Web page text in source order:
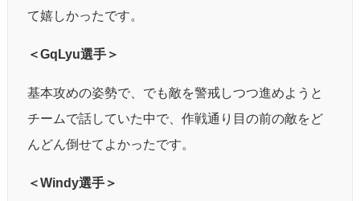
て嬉しかったです。
＜GqLyu選手＞
基本攻めの姿勢で、でも敵を警戒しつつ進めようと
チームで話していた中で、作戦通り目の前の敵をど
んどん倒せてよかったです。
＜Windy選手＞